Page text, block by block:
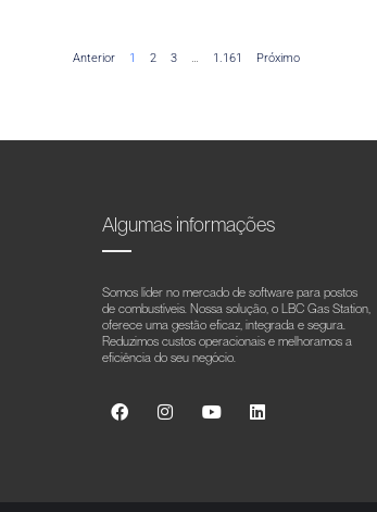
Anterior 1 2 3 … 1.161 Próximo
Algumas informações
Somos líder no mercado de software para postos
de combustíveis. Nossa solução, o LBC Gas Station,
oferece uma gestão eficaz, integrada e segura.
Reduzimos custos operacionais e melhoramos a
eficiência do seu negócio.